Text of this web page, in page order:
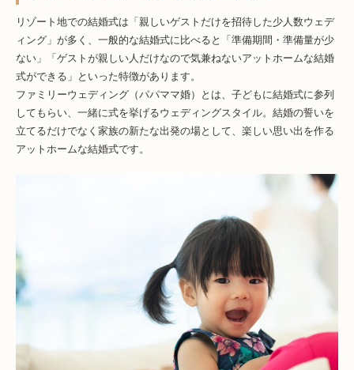
リゾート地での結婚式は「親しいゲストだけを招待した少人数ウェデ
ィング」が多く、一般的な結婚式に比べると「準備期間・準備量が少
ない」「ゲストが親しい人だけなので気兼ねないアットホームな結婚
式ができる」といった特徴があります。
ファミリーウェディング（パパママ婚）とは、子どもに結婚式に参列
してもらい、一緒に式を挙げるウェディングスタイル。結婚の誓いを
立てるだけでなく家族の新たな出発の場として、楽しい思い出を作る
アットホームな結婚式です。